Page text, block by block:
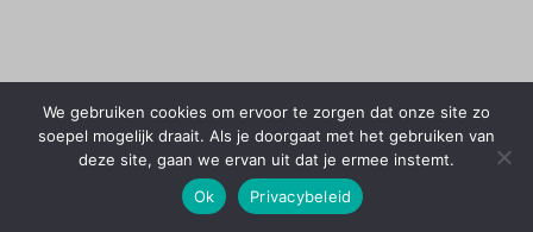
We gebruiken cookies om ervoor te zorgen dat onze site zo
soepel mogelijk draait. Als je doorgaat met het gebruiken van
deze site, gaan we ervan uit dat je ermee instemt.
Ok
Privacybeleid